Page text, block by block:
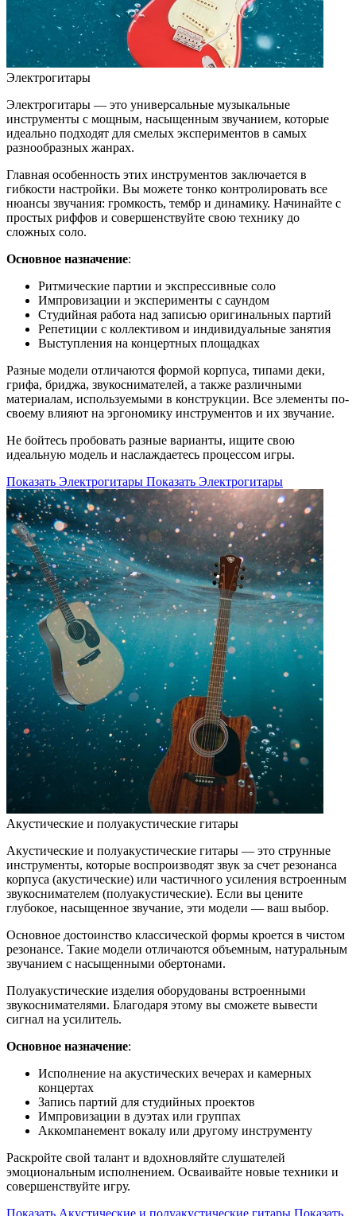
Электрогитары
Электрогитары — это универсальные музыкальные
инструменты с мощным, насыщенным звучанием, которые
идеально подходят для смелых экспериментов в самых
разнообразных жанрах.
Главная особенность этих инструментов заключается в
гибкости настройки. Вы можете тонко контролировать все
нюансы звучания: громкость, тембр и динамику. Начинайте с
простых риффов и совершенствуйте свою технику до
сложных соло.
Основное назначение:
Ритмические партии и экспрессивные соло
Импровизации и эксперименты с саундом
Студийная работа над записью оригинальных партий
Репетиции с коллективом и индивидуальные занятия
Выступления на концертных площадках
Разные модели отличаются формой корпуса, типами деки,
грифа, бриджа, звукоснимателей, а также различными
материалам, используемыми в конструкции. Все элементы по-
своему влияют на эргономику инструментов и их звучание.
Не бойтесь пробовать разные варианты, ищите свою
идеальную модель и наслаждаетесь процессом игры.
Показать Электрогитары Показать Электрогитары
Акустические и полуакустические гитары
Акустические и полуакустические гитары — это струнные
инструменты, которые воспроизводят звук за счет резонанса
корпуса (акустические) или частичного усиления встроенным
звукоснимателем (полуакустические). Если вы цените
глубокое, насыщенное звучание, эти модели — ваш выбор.
Основное достоинство классической формы кроется в чистом
резонансе. Такие модели отличаются объемным, натуральным
звучанием с насыщенными обертонами.
Полуакустические изделия оборудованы встроенными
звукоснимателями. Благодаря этому вы сможете вывести
сигнал на усилитель.
Основное назначение:
Исполнение на акустических вечерах и камерных
концертах
Запись партий для студийных проектов
Импровизации в дуэтах или группах
Аккомпанемент вокалу или другому инструменту
Раскройте свой талант и вдохновляйте слушателей
эмоциональным исполнением. Осваивайте новые техники и
совершенствуйте игру.
Показать Акустические и полуакустические гитары Показать